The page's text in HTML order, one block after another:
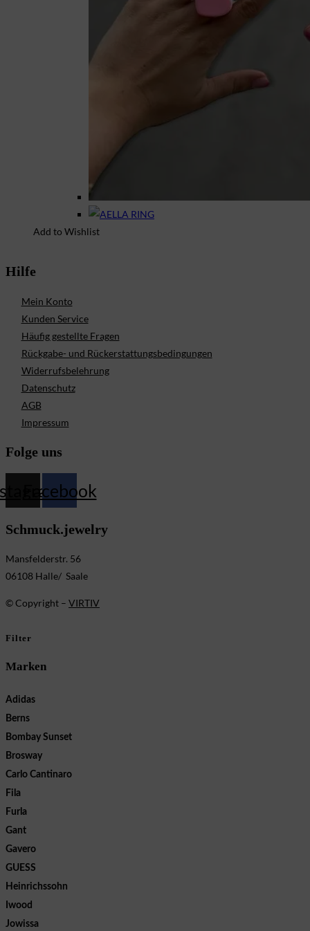
Add to Wishlist
Hilfe
Mein Konto
Kunden Service
Häufig gestellte Fragen
Rückgabe- und Rückerstattungsbedingungen
Widerrufsbelehrung
Datenschutz
AGB
Impressum
Folge uns
Facebook
Schmuck.jewelry
Mansfelderstr. 56
06108 Halle/ Saale
© Copyright – VIRTIV
Filter
Marken
Adidas
Berns
Bombay Sunset
Brosway
Carlo Cantinaro
Fila
Furla
Gant
Gavero
GUESS
Heinrichssohn
Iwood
Jowissa